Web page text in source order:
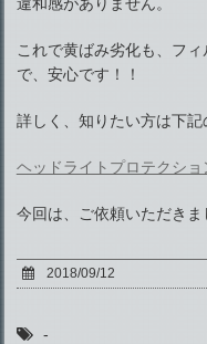
これで黄ばみ劣化も、フ
で、安心です！！
詳しく、知りたい方は下記
ヘッドライトプロテクシ
今回は、ご依頼いただきま
2018/09/12
-